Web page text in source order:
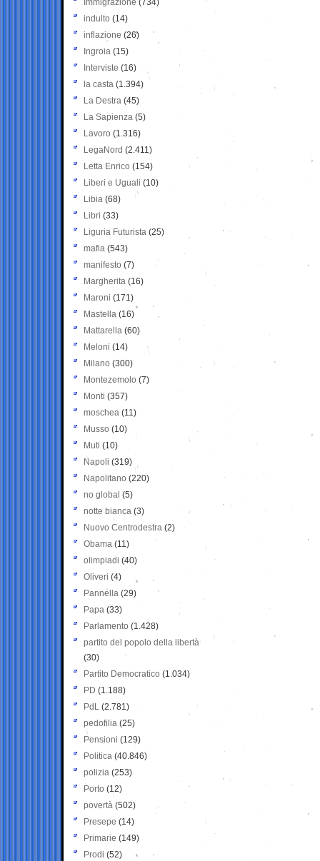
Immigrazione (734)
indulto (14)
inflazione (26)
Ingroia (15)
Interviste (16)
la casta (1.394)
La Destra (45)
La Sapienza (5)
Lavoro (1.316)
LegaNord (2.411)
Letta Enrico (154)
Liberi e Uguali (10)
Libia (68)
Libri (33)
Liguria Futurista (25)
mafia (543)
manifesto (7)
Margherita (16)
Maroni (171)
Mastella (16)
Mattarella (60)
Meloni (14)
Milano (300)
Montezemolo (7)
Monti (357)
moschea (11)
Musso (10)
Muti (10)
Napoli (319)
Napolitano (220)
no global (5)
notte bianca (3)
Nuovo Centrodestra (2)
Obama (11)
olimpiadi (40)
Oliveri (4)
Pannella (29)
Papa (33)
Parlamento (1.428)
partito del popolo della libertà
(30)
Partito Democratico (1.034)
PD (1.188)
PdL (2.781)
pedofilia (25)
Pensioni (129)
Politica (40.846)
polizia (253)
Porto (12)
povertà (502)
Presepe (14)
Primarie (149)
Prodi (52)